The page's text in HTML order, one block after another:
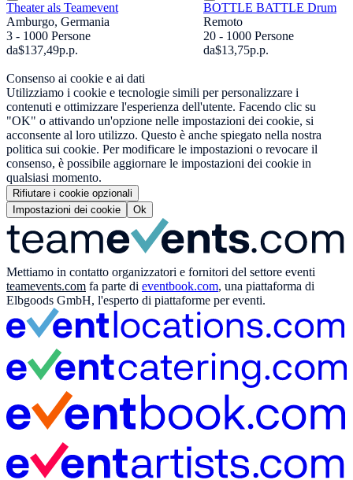
Theater als Teamevent
Amburgo, Germania
3 - 1000 Persone
da$137,49p.p.
BOTTLE BATTLE Drum
Remoto
20 - 1000 Persone
da$13,75p.p.
Consenso ai cookie e ai dati
Utilizziamo i cookie e tecnologie simili per personalizzare i
contenuti e ottimizzare l'esperienza dell'utente. Facendo clic su
"OK" o attivando un'opzione nelle impostazioni dei cookie, si
acconsente al loro utilizzo. Questo è anche spiegato nella nostra
politica sui cookie. Per modificare le impostazioni o revocare il
consenso, è possibile aggiornare le impostazioni dei cookie in
qualsiasi momento.
Rifiutare i cookie opzionali
Impostazioni dei cookie
Ok
Mettiamo in contatto organizzatori e fornitori del settore eventi
teamevents.com fa parte di eventbook.com, una piattaforma di
Elbgoods GmbH, l'esperto di piattaforme per eventi.